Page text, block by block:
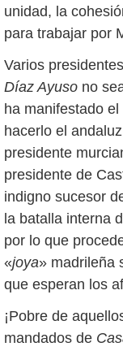
unidad, la
para trabajar por
Varios
Díaz Ayuso no
ha manifestado
hacerlo el
presidente
presidente de
indigno sucesor
la batalla interna
por lo que
«joya» madrileña
que esperan los
¡Pobre de
mandados de